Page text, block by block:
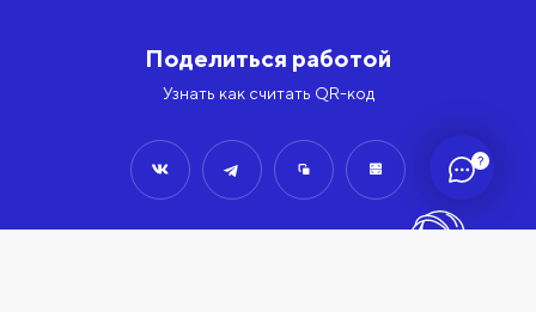
?
Поделиться работой
Узнать как считать QR-код